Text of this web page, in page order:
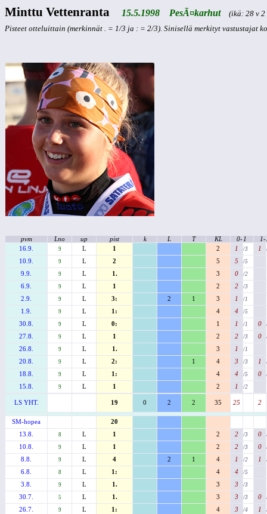
Minttu Vettenranta 15.5.1998 PesÃ¤karhut
(ikä: 28 v 2
Pisteet otteluittain (merkinnät . = 1/3 ja : = 2/3). Sinisellä merkityt vastustajat
pvm Lno up pist k L T KL 0-1 1-
16.9.
9 L 1 2 1 /3 1
10.9. 9 L 2 5 5 /5
9.9. 9 L 1. 3 0 /2
6.9. 9 L 1 2 2 /3
2.9. 9 L 3: 2 1 3 1 /1
1.9. 9 L 1: 4 4 /5
30.8. 9 L 0: 1 1 /1 0
27.8. 9 L 1 2 2 /3 0
26.8. 9 L 1. 3 1 /1
20.8. 9 L 2: 1 4 3 /3 1
18.8. 9 L 1: 4 4 /5 0
15.8. 9 L 1 2 1 /2
LS YHT. 19 0 2 2 35 25 2
SM-hopea
20
13.8.
8 L 1 2 2 /3 0
10.8. 9 L 1 2 2 /3 0
8.8. 9 L 4 2 1 4 1 /2 1
6.8. 8 L 1: 4 4 /5
3.8. 9 L 1. 3 3 /3
30.7. 5 L 1. 3 3 /3 0
26.7. 9 L 1: 4 3 /4 1